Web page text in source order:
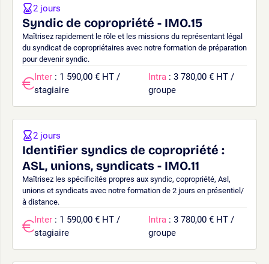
Syndic de copropriété - IMO.15
Maîtrisez rapidement le rôle et les missions du représentant légal
du syndicat de copropriétaires avec notre formation de préparation
pour devenir syndic.
2 jours
Inter : 1 590,00 € HT /
stagiaire
Intra : 3 780,00 € HT /
groupe
Identifier syndics de copropriété :
ASL, unions, syndicats - IMO.11
Maîtrisez les spécificités propres aux syndic, copropriété, Asl,
unions et syndicats avec notre formation de 2 jours en présentiel/
à distance.
2 jours
Inter : 1 590,00 € HT /
stagiaire
Intra : 3 780,00 € HT /
groupe